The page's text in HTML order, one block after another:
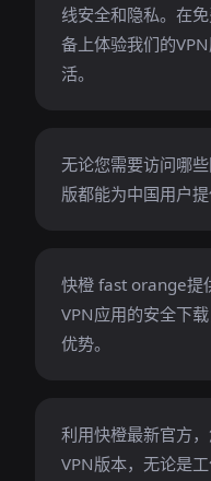
线安全和隐私。在
备上体验我们的
活。
无论您需要访问哪
版都能为中国用户
快橙 fast orange提
VPN应用的安全下
优势。
利用快橙最新官方
VPN版本，无论是